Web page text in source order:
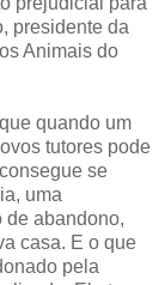
presidente da
Animais do
quando um
tutores pode
se
uma
de abandono,
casa. E o que
pela